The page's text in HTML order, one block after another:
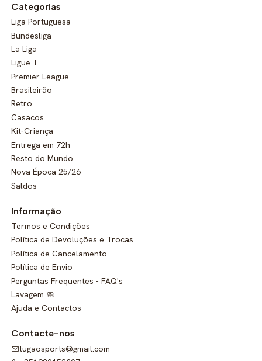
Categorias
Liga Portuguesa
Bundesliga
La Liga
Ligue 1
Premier League
Brasileirão
Retro
Casacos
Kit-Criança
Entrega em 72h
Resto do Mundo
Nova Época 25/26
Saldos
Informação
Termos e Condições
Política de Devoluções e Trocas
Política de Cancelamento
Política de Envio
Perguntas Frequentes - FAQ's
Lavagem 🧼
Ajuda e Contactos
Contacte-nos
tugaosports@gmail.com